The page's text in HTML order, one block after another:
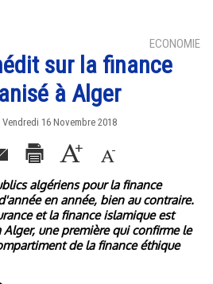
ECONOMIE
sur la finance
à Alger
Vendredi 16 Novembre 2018
algériens pour la finance
en année, bien au contraire.
et la finance islamique est
une première qui confirme le
de la finance éthique